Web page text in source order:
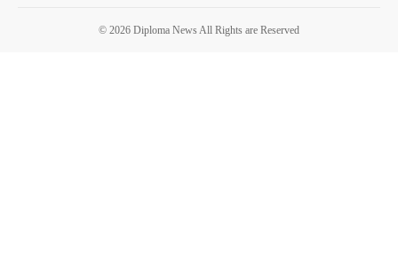
© 2026 Diploma News All Rights are Reserved